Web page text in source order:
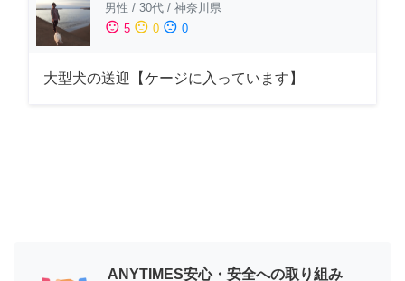
男性 / 30代 / 神奈川県
sentiment_satisfied 5 sentiment_neutral 0 sentiment_dissatisfied 0
大型犬の送迎【ケージに入っています】
ANYTIMES安心・安全への取り組み